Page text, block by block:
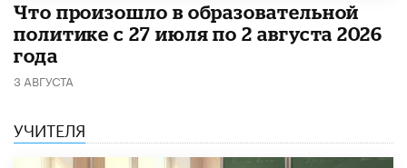
​Что произошло в образовательной
политике с 27 июля по 2 августа 2026
года
3 АВГУСТА
УЧИТЕЛЯ